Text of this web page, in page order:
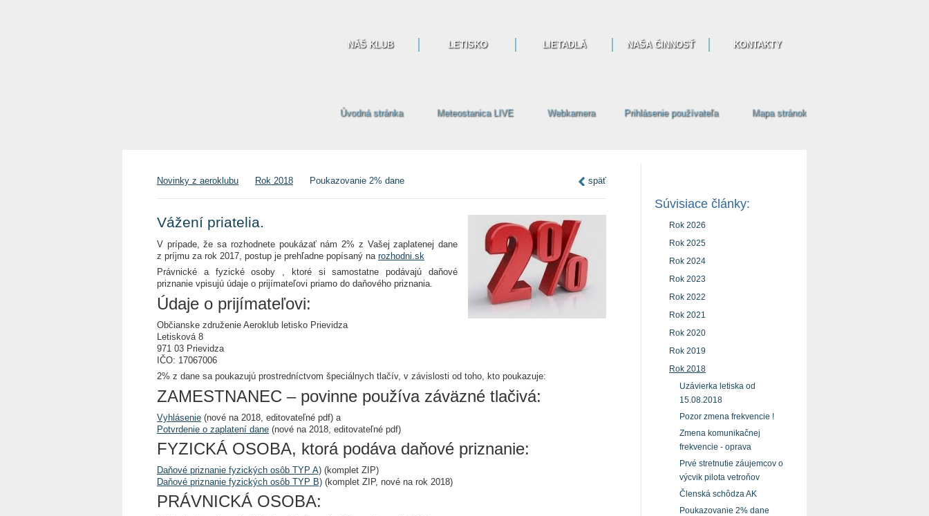
Mapa stránok
Prihlásenie používateľa
Webkamera
Meteostanica LIVE
Úvodná stránka
NÁŠ KLUB LETISKO LIETADLÁ NAŠA ČINNOSŤ KONTAKTY
Súvisiace články:
Rok 2026
Rok 2025
Rok 2024
Rok 2023
Rok 2022
Rok 2021
Rok 2020
Rok 2019
Rok 2018
Uzávierka letiska od
15.08.2018
Pozor zmena frekvencie !
Zmena komunikačnej
frekvencie - oprava
Prvé stretnutie záujemcov o
výcvik pilota vetroňov
Členská schôdza AK
Poukazovanie 2% dane
Novinky z aeroklubu Rok 2018 Poukazovanie 2% dane späť
Vážení priatelia.
V prípade, že sa rozhodnete poukázať nám 2% z Vašej zaplatenej dane
z príjmu za rok 2017, postup je prehľadne popísaný na rozhodni.sk
Právnické a fyzické osoby , ktoré si samostatne podávajú daňové
priznanie vpisujú údaje o prijímateľovi priamo do daňového priznania.
Údaje o prijímateľovi:
Občianske združenie Aeroklub letisko Prievidza
Letisková 8
971 03 Prievidza
IČO: 17067006
2% z dane sa poukazujú prostredníctvom špeciálnych tlačív, v závislosti od toho, kto poukazuje:
ZAMESTNANEC – povinne používa záväzné tlačivá:
Vyhlásenie (nové na 2018, editovateľné pdf) a
Potvrdenie o zaplatení dane (nové na 2018, editovateľné pdf)
FYZICKÁ OSOBA, ktorá podáva daňové priznanie:
Daňové priznanie fyzických osôb TYP A) (komplet ZIP)
Daňové priznanie fyzických osôb TYP B) (komplet ZIP, nové na rok 2018)
PRÁVNICKÁ OSOBA: